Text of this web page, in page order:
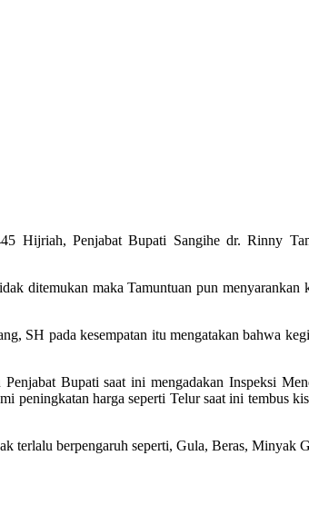
Hijriah, Penjabat Bupati Sangihe dr. Rinny
ditemukan maka Tamuntuan pun
SH pada kesempatan itu mengatakan bahwa
Bupati saat ini mengadakan Inspeksi
peningkatan harga seperti Telur saat ini tembus
terlalu berpengaruh seperti, Gula, Beras, Minyak